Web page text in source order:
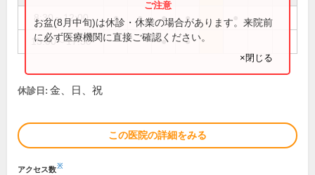
8:30～12:00 ● ● ● ●
15:00～17:30 ● ●
お盆(8月中旬)は休診・休業の場合があります。来院前
に必ず医療機関に直接ご確認ください。
×閉じる
休診日: 金、日、祝
この医院の詳細をみる
アクセス数※